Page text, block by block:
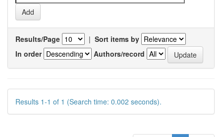
Results/Page | Sort items by
In order
Authors/record
Results 1-1 of 1 (Search time: 0.002 seconds).